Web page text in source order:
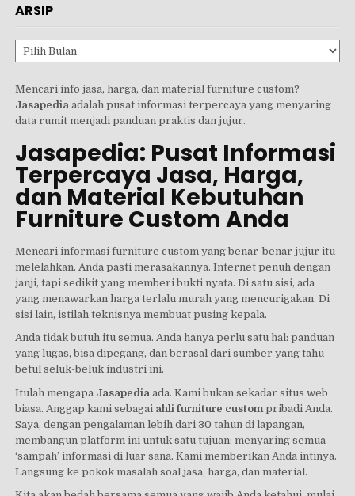
ARSIP
Arsip
Mencari info jasa, harga, dan material furniture custom?
Jasapedia adalah pusat informasi terpercaya yang menyaring
data rumit menjadi panduan praktis dan jujur.
Jasapedia: Pusat Informasi
Terpercaya Jasa, Harga,
dan Material Kebutuhan
Furniture Custom Anda
Mencari informasi furniture custom yang benar-benar jujur itu
melelahkan. Anda pasti merasakannya. Internet penuh dengan
janji, tapi sedikit yang memberi bukti nyata. Di satu sisi, ada
yang menawarkan harga terlalu murah yang mencurigakan. Di
sisi lain, istilah teknisnya membuat pusing kepala.
Anda tidak butuh itu semua. Anda hanya perlu satu hal: panduan
yang lugas, bisa dipegang, dan berasal dari sumber yang tahu
betul seluk-beluk industri ini.
Itulah mengapa Jasapedia ada. Kami bukan sekadar situs web
biasa. Anggap kami sebagai ahli furniture custom pribadi Anda.
Saya, dengan pengalaman lebih dari 30 tahun di lapangan,
membangun platform ini untuk satu tujuan: menyaring semua
‘sampah’ informasi di luar sana. Kami memberikan Anda intinya.
Langsung ke pokok masalah soal jasa, harga, dan material.